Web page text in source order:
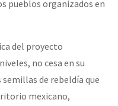
pueblos organizados en
del proyecto
no cesa en su
de rebeldía que
mexicano,